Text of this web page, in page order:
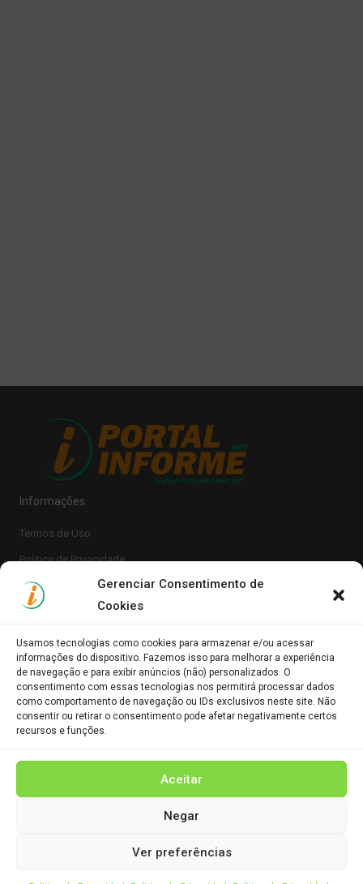
Gerenciar Consentimento de
Cookies
Usamos tecnologias como cookies para armazenar e/ou acessar
informações do dispositivo. Fazemos isso para melhorar a experiência
de navegação e para exibir anúncios (não) personalizados. O
consentimento com essas tecnologias nos permitirá processar dados
como comportamento de navegação ou IDs exclusivos neste site. Não
consentir ou retirar o consentimento pode afetar negativamente certos
recursos e funções.
Aceitar
Negar
Ver preferências
Informações
Termos de Uso
Politica de Privacidade
Portal Informe.Net
Clique para aceitar os cookies marketing e
ativar este conteúdo
© 2023 PORTAL INFORME.NET. Todos os direitos reservados.